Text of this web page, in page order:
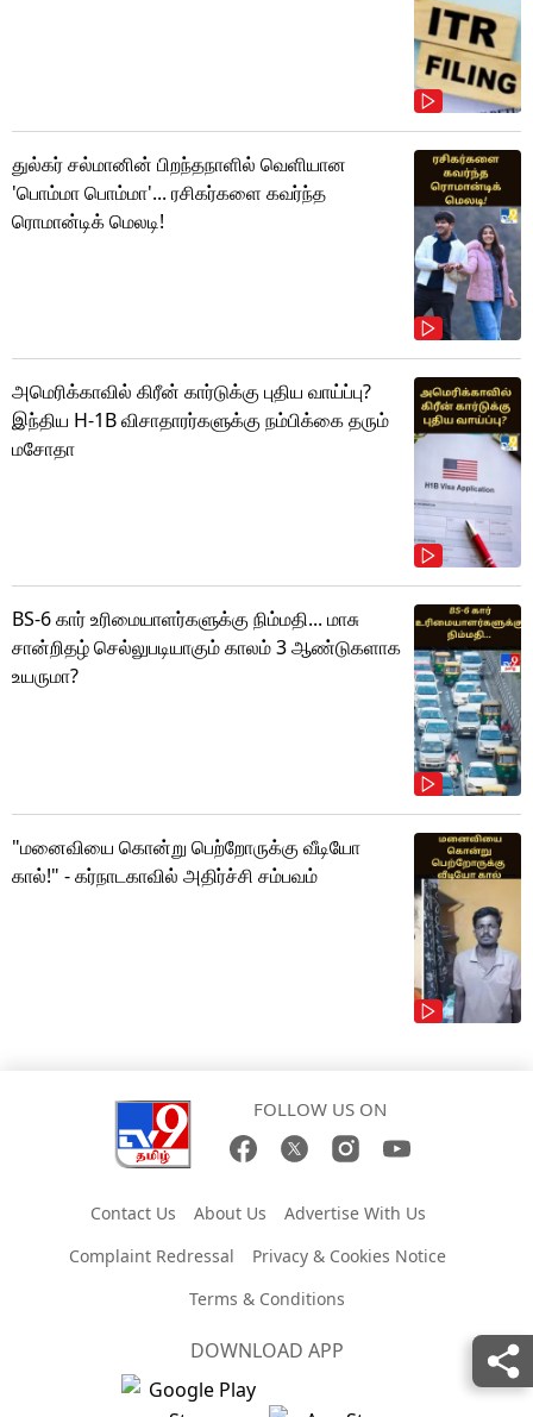
துல்கர் சல்மானின் பிறந்தநாளில் வெளியான
'பொம்மா பொம்மா'... ரசிகர்களை கவர்ந்த
ரொமான்டிக் மெலடி!
அமெரிக்காவில் கிரீன் கார்டுக்கு புதிய வாய்ப்பு?
இந்திய H-1B விசாதாரர்களுக்கு நம்பிக்கை தரும்
மசோதா
BS-6 கார் உரிமையாளர்களுக்கு நிம்மதி... மாசு
சான்றிதழ் செல்லுபடியாகும் காலம் 3 ஆண்டுகளாக
உயருமா?
"மனைவியை கொன்று பெற்றோருக்கு வீடியோ
கால்!" - கர்நாடகாவில் அதிர்ச்சி சம்பவம்
FOLLOW US ON
Contact Us About Us
Advertise With Us
Complaint Redressal
Privacy & Cookies Notice
Terms & Conditions
DOWNLOAD APP